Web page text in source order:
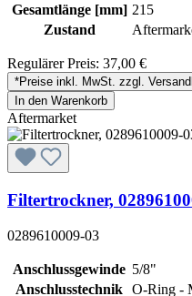
Gesamtlänge [mm] 215
Zustand
Regulärer Preis: 37,00 €
*Preise inkl. MwSt. zzgl.
In den Warenkorb
Aftermarket
Filtertrockner,
0289610009-03
Anschlussgewinde 5/8"
Anschlusstechnik O-Ring -